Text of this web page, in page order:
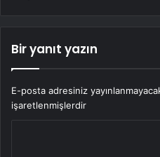
Bir yanıt yazın
E-posta adresiniz
işaretlenmişlerdir